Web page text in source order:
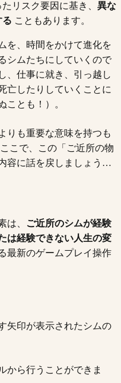
リスク要因に基き、 異な
る こともあります。
を、時間をかけて進化を
シムたちにしていくので
、仕事に就き、引っ越し
亡したりしていくことに
ことも！）。
りも重要な意味を持つも
ここで、この「ご近所の物
容に話を戻しましょう…
は、 ご近所のシムが経験
は経験できない人生の変
最新のゲームプレイ操作
から行うことができま